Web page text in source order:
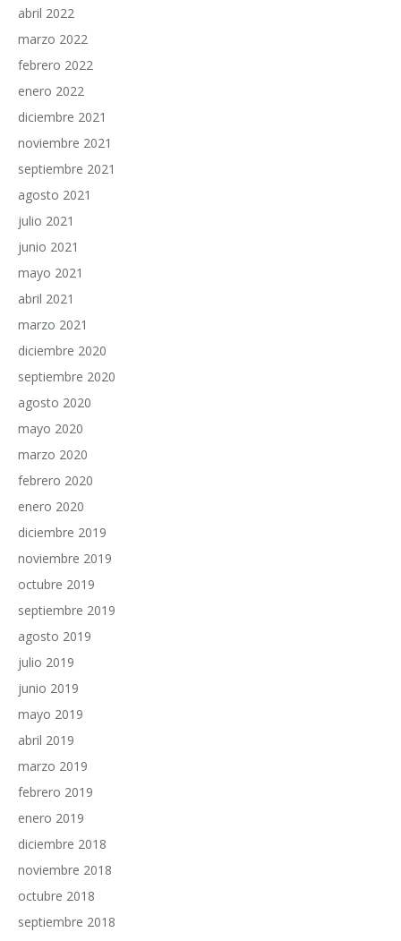
abril 2022
marzo 2022
febrero 2022
enero 2022
diciembre 2021
noviembre 2021
septiembre 2021
agosto 2021
julio 2021
junio 2021
mayo 2021
abril 2021
marzo 2021
diciembre 2020
septiembre 2020
agosto 2020
mayo 2020
marzo 2020
febrero 2020
enero 2020
diciembre 2019
noviembre 2019
octubre 2019
septiembre 2019
agosto 2019
julio 2019
junio 2019
mayo 2019
abril 2019
marzo 2019
febrero 2019
enero 2019
diciembre 2018
noviembre 2018
octubre 2018
septiembre 2018